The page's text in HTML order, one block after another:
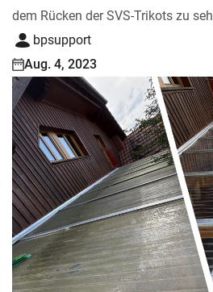
dem Rücken der SVS-Trikots zu
bpsupport
Aug. 4, 2023